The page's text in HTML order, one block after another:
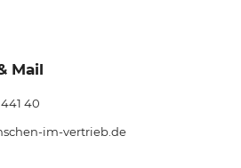
Mail
441 40
im-vertrieb.de